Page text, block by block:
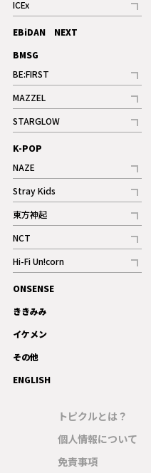
ICEx
記事
EBiDAN NEXT
BMSG
BE:FIRST
記事
ギャラリー
MAZZEL
記事
ギャラリー
STARGLOW
記事
K-POP
NAZE
記事
Stray Kids
記事
東方神起
記事
NCT
記事
Hi-Fi Un!corn
記事
ギャラリー
ONSENSE
ききみみ
イケメン
その他
ENGLISH
トピクルとは？
個人情報について
免責事項